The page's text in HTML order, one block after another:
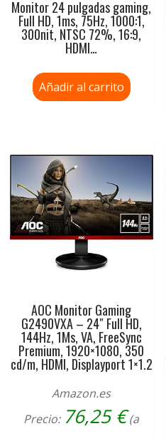
Monitor 24 pulgadas gaming,
Full HD, 1ms, 75Hz, 1000:1,
300nit, NTSC 72%, 16:9,
HDMI…
Añadir al carrito
AOC Monitor Gaming
G2490VXA – 24″ Full HD,
144Hz, 1Ms, VA, FreeSync
Premium, 1920×1080, 350
cd/m, HDMI, Displayport 1×1.2
Amazon.es
Precio: 76,25€ (a